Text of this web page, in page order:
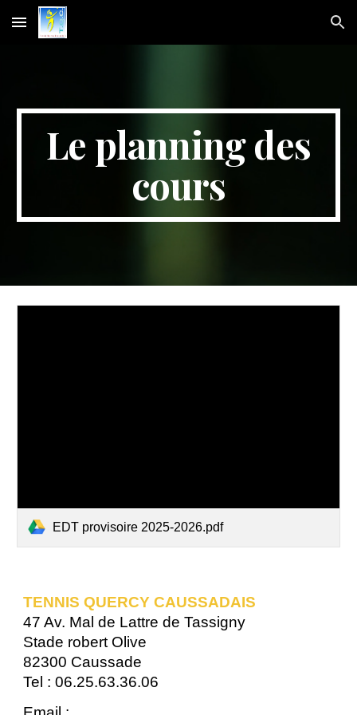
Skip to main content Skip to navigation
Le planning des
cours
EDT provisoire 2025-2026.pdf
TENNIS QUERCY CAUSSADAIS
47 Av. Mal de Lattre de Tassigny
Stade robert Olive
82300 Caussade
Tel : 06.25.63.36.06